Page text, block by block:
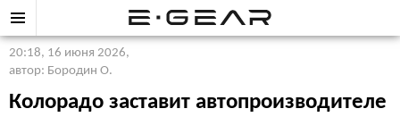
20:18, 16 июня 2026,
автор: Бородин О.
Колорадо заставит автопроизводителе